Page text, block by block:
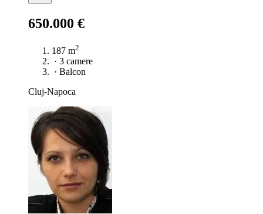
650.000 €
187 m2
· 3 camere
· Balcon
Cluj-Napoca